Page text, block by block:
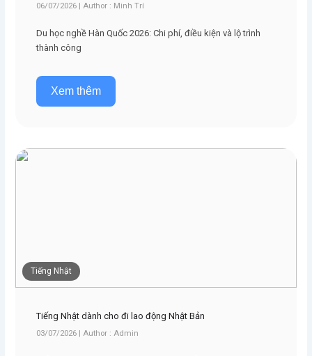
06/07/2026 | Author : Minh Trí
Du học nghề Hàn Quốc 2026: Chi phí, điều kiện và lộ trình
thành công
Xem thêm
Tiếng Nhật
Tiếng Nhật dành cho đi lao động Nhật Bản
03/07/2026 | Author : Admin